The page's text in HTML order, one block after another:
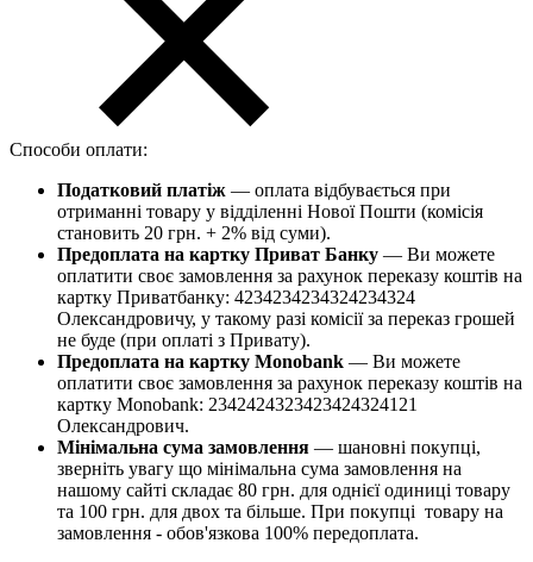
Способи оплати:
Податковий платіж — оплата відбувається при
отриманні товару у відділенні Нової Пошти (комісія
становить 20 грн. + 2% від суми).
Предоплата на картку Приват Банку — Ви можете
оплатити своє замовлення за рахунок переказу коштів на
картку Приватбанку: 4234234234324234324
Олександровичу, у такому разі комісії за переказ грошей
не буде (при оплаті з Привату).
Предоплата на картку Monobank — Ви можете
оплатити своє замовлення за рахунок переказу коштів на
картку Monobank: 2342424323423424324121
Олександрович.
Мінімальна сума замовлення — шановні покупці,
зверніть увагу що мінімальна сума замовлення на
нашому сайті складає 80 грн. для однієї одиниці товару
та 100 грн. для двох та більше. При покупці товару на
замовлення - обов'язкова 100% передоплата.